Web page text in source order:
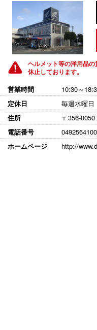
ヘルメット等の洋用品の
休止しております。
営業時間
10:30～
定休日
毎週水曜
住所
〒356-
電話番号
0492564100
ホームページ
http://